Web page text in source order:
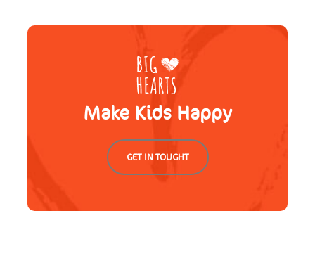
Make Kids Happy
GET IN TOUGHT